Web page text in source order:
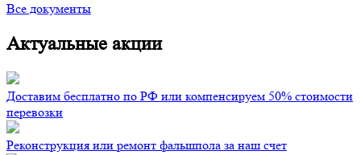
Все документы
Актуальные акции
Доставим бесплатно по РФ или компенсируем 50% стоимости
перевозки
Реконструкция или ремонт фальшпола за наш счет